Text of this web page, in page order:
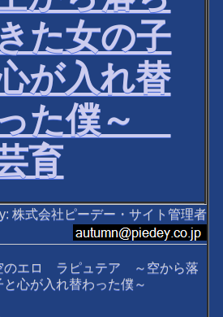
た女の子
が入れ替
た僕～
育
株式会社ピーデー・サイト管理者
のエロ ラピュテア ～空から落
心が入れ替わった僕～